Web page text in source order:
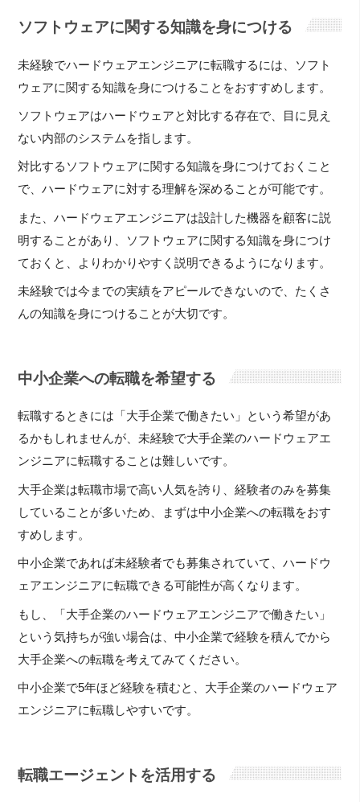
ソフトウェアに関する知識を身につける
未経験でハードウェアエンジニアに転職するには、ソフト
ウェアに関する知識を身につけることをおすすめします。
ソフトウェアはハードウェアと対比する存在で、目に見え
ない内部のシステムを指します。
対比するソフトウェアに関する知識を身につけておくこと
で、ハードウェアに対する理解を深めることが可能です。
また、ハードウェアエンジニアは設計した機器を顧客に説
明することがあり、ソフトウェアに関する知識を身につけ
ておくと、よりわかりやすく説明できるようになります。
未経験では今までの実績をアピールできないので、たくさ
んの知識を身につけることが大切です。
中小企業への転職を希望する
転職するときには「大手企業で働きたい」という希望があ
るかもしれませんが、未経験で大手企業のハードウェアエ
ンジニアに転職することは難しいです。
大手企業は転職市場で高い人気を誇り、経験者のみを募集
していることが多いため、まずは中小企業への転職をおす
すめします。
中小企業であれば未経験者でも募集されていて、ハードウ
ェアエンジニアに転職できる可能性が高くなります。
もし、「大手企業のハードウェアエンジニアで働きたい」
という気持ちが強い場合は、中小企業で経験を積んでから
大手企業への転職を考えてみてください。
中小企業で5年ほど経験を積むと、大手企業のハードウェア
エンジニアに転職しやすいです。
転職エージェントを活用する